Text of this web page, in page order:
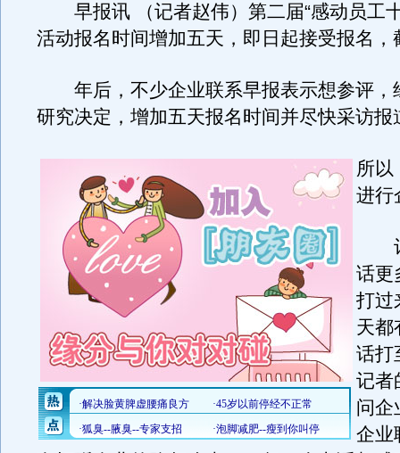
早报讯 （记者赵伟）第二届“感动员工
活动报名时间增加五天，即日起接受报名，
年后，不少企业联系早报表示想参评，
研究决定，增加五天报名时间并尽快采访报
所以
进行
记
话更
打过
天都
话打
记者
问企
企业